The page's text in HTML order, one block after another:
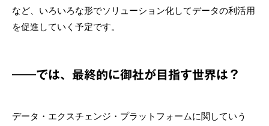
など、いろいろな形でソリューション化してデータの利活用
を促進していく予定です。
――では、最終的に御社が目指す世界は？
データ・エクスチェンジ・プラットフォームに関していう